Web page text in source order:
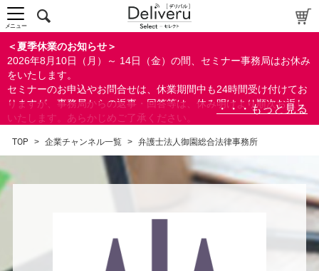
＜夏季休業のお知らせ＞
2026年8月10日（月）～ 14日（金）の間、セミナー事務局はお休み
をいたします。
セミナーのお申込やお問合せは、休業期間中も24時間受け付けてお
りますが、事務局からの返事・回答等は、休み明けより順次お返し
いたします。あらかじめご了承ください。
ができます。
メニュー
TOP > 企業チャンネル一覧 > 弁護士法人御園総合法律事務所